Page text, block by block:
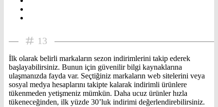
13
İlk olarak belirli markaların sezon indirimlerini takip ederek
başlayabilirsiniz. Bunun için güvenilir bilgi kaynaklarına
ulaşmanızda fayda var. Seçtiğiniz markaların web sitelerini veya
sosyal medya hesaplarını takipte kalarak indirimli ürünlere
tükenmeden yetişmeniz mümkün. Daha ucuz ürünler hızla
tükeneceğinden, ilk yüzde 30’luk indirimi değerlendirebilirsiniz.